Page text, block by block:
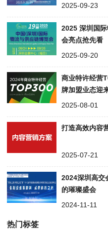
2025-09-23
2025 深圳国
会亮点抢先看
2025-09-20
商业特许经营
牌加盟业态迎
2025-08-01
打造高效内容
2025-07-21
2024深圳高交
的璀璨盛会
2024-11-11
热门标签